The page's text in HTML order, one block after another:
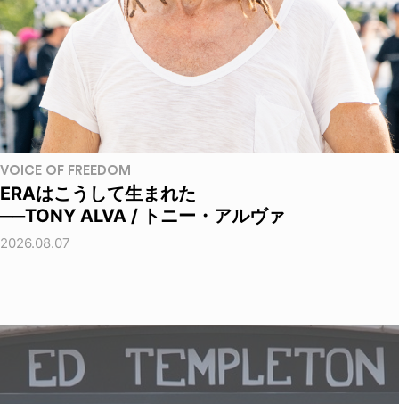
VOICE OF FREEDOM
ERAはこうして生まれた
──TONY ALVA / トニー・アルヴァ
2026.08.07